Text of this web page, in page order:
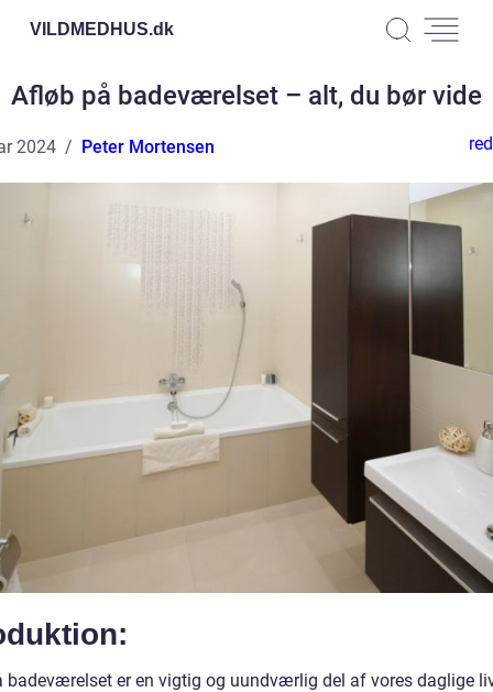
VILDMEDHUS.dk
Afløb på badeværelset – alt, du bør vide
2024 Peter Mortensen
badeværelset er en vigtig og uundværlig del af vores daglige